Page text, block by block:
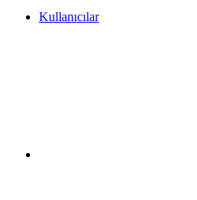
Kullanıcılar